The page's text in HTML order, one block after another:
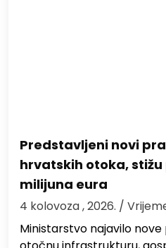
Predstavljeni novi
hrvatskih otoka, stižu
milijuna eura
4 kolovoza , 2026. /
Ministarstvo najavilo